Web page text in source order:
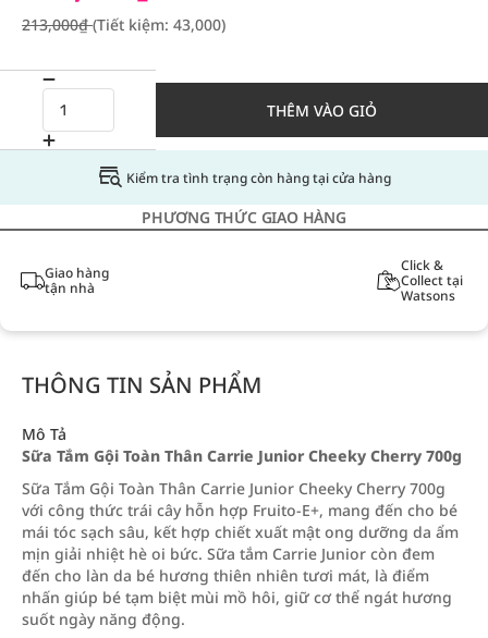
213,000₫(Tiết kiệm: 43,000)
THÊM VÀO GIỎ
Kiểm tra tình trạng còn hàng tại cửa hàng
PHƯƠNG THỨC GIAO HÀNG
Giao hàng
tận nhà
Click &
Collect tại
Watsons
THÔNG TIN SẢN PHẨM
Mô Tả
Sữa Tắm Gội Toàn Thân Carrie Junior Cheeky Cherry 700g
Sữa Tắm Gội Toàn Thân Carrie Junior Cheeky Cherry 700g
với công thức trái cây hỗn hợp Fruito-E+, mang đến cho bé
mái tóc sạch sâu, kết hợp chiết xuất mật ong dưỡng da ẩm
mịn giải nhiệt hè oi bức. Sữa tắm Carrie Junior còn đem
đến cho làn da bé hương thiên nhiên tươi mát, là điểm
nhấn giúp bé tạm biệt mùi mồ hôi, giữ cơ thể ngát hương
suốt ngày năng động.